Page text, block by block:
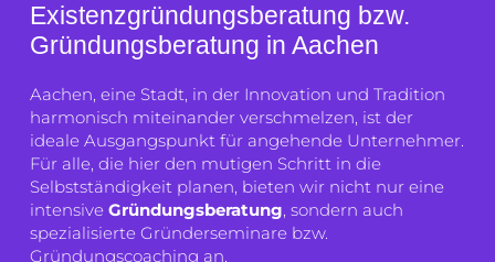
Existenzgründungsberatung bzw.
Gründungsberatung in Aachen
Aachen, eine Stadt, in der Innovation und Tradition
harmonisch miteinander verschmelzen, ist der
ideale Ausgangspunkt für angehende Unternehmer.
Für alle, die hier den mutigen Schritt in die
Selbstständigkeit planen, bieten wir nicht nur eine
intensiveGründungsberatung, sondern auch
spezialisierte Gründerseminare bzw.
Gründungscoaching an.